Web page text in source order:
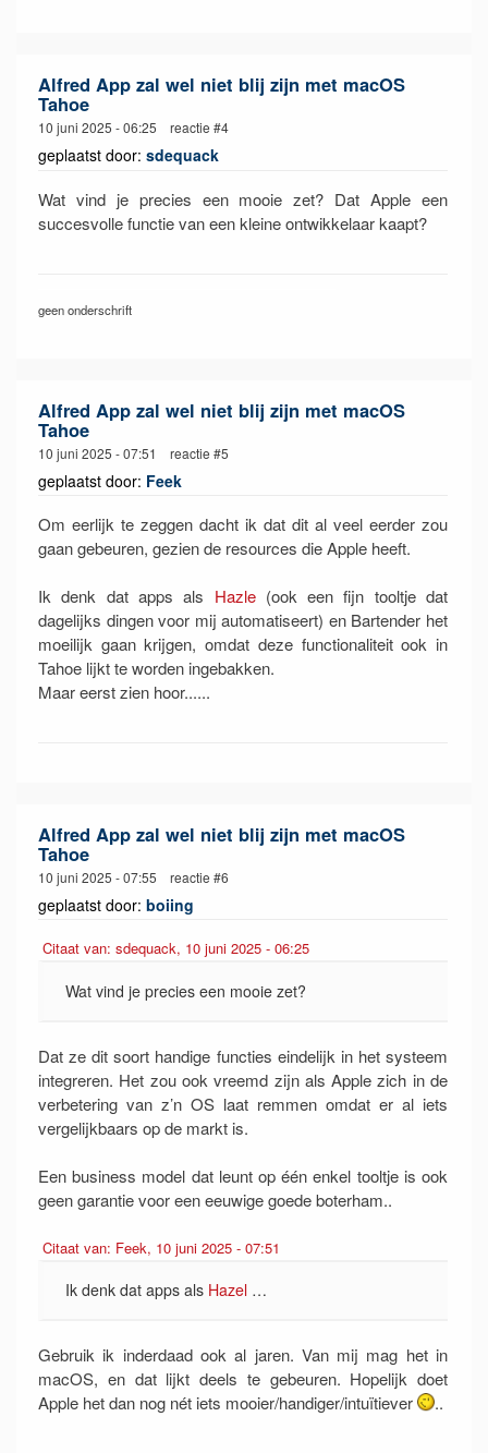
Alfred App zal wel niet blij zijn met macOS
Tahoe
10 juni 2025 - 06:25 reactie #4
geplaatst door: sdequack
Wat vind je precies een mooie zet? Dat Apple een
succesvolle functie van een kleine ontwikkelaar kaapt?
geen onderschrift
Alfred App zal wel niet blij zijn met macOS
Tahoe
10 juni 2025 - 07:51 reactie #5
geplaatst door: Feek
Om eerlijk te zeggen dacht ik dat dit al veel eerder zou
gaan gebeuren, gezien de resources die Apple heeft.
Ik denk dat apps als Hazle(ook een fijn tooltje dat
dagelijks dingen voor mij automatiseert) en Bartender het
moeilijk gaan krijgen, omdat deze functionaliteit ook in
Tahoe lijkt te worden ingebakken.
Maar eerst zien hoor......
Alfred App zal wel niet blij zijn met macOS
Tahoe
10 juni 2025 - 07:55 reactie #6
geplaatst door: boiing
Citaat van: sdequack, 10 juni 2025 - 06:25
Wat vind je precies een mooie zet?
Dat ze dit soort handige functies eindelijk in het systeem
integreren. Het zou ook vreemd zijn als Apple zich in de
verbetering van z’n OS laat remmen omdat er al iets
vergelijkbaars op de markt is.
Een business model dat leunt op één enkel tooltje is ook
geen garantie voor een eeuwige goede boterham..
Citaat van: Feek, 10 juni 2025 - 07:51
Ik denk dat apps als Hazel…
Gebruik ik inderdaad ook al jaren. Van mij mag het in
macOS, en dat lijkt deels te gebeuren. Hopelijk doet
Apple het dan nog nét iets mooier/handiger/intuïtiever
..